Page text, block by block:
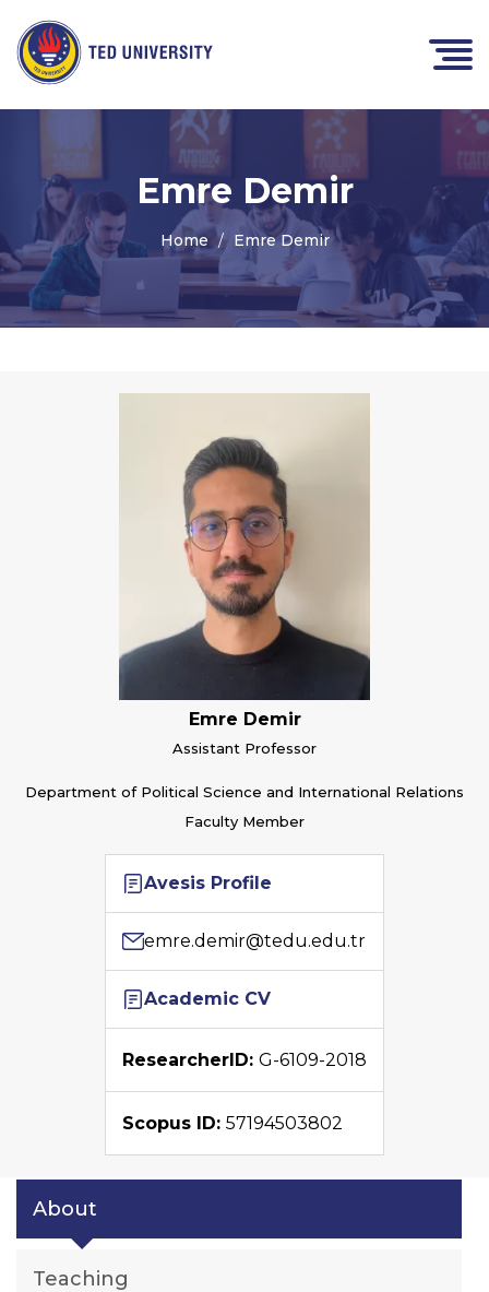
Emre Demir
Home Emre Demir
Emre Demir
Assistant Professor
Department of Political Science and International Relations
Faculty Member
Avesis Profile
emre.demir@tedu.edu.tr
Academic CV
ResearcherID: G-6109-2018
Scopus ID: 57194503802
About
Teaching